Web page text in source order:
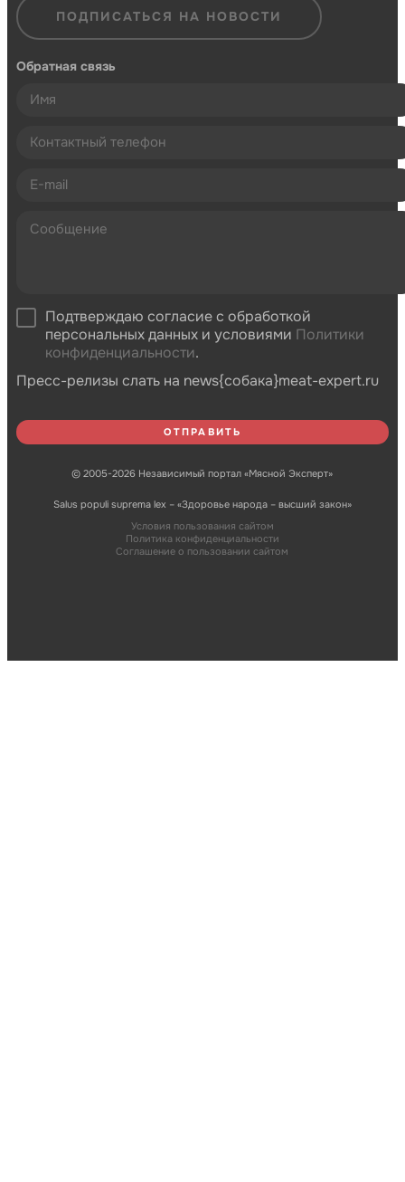
ПОДПИСАТЬСЯ НА НОВОСТИ
Обратная связь
Подтверждаю согласие с обработкой
персональных данных и условиями Политики
конфиденциальности.
Пресс-релизы слать на news{собака}meat-expert.ru
© 2005-2026 Независимый портал «Мясной Эксперт»
Salus populi suprema lex – «Здоровье народа – высший закон»
Условия пользования сайтом
Политика конфиденциальности
Соглашение о пользовании сайтом